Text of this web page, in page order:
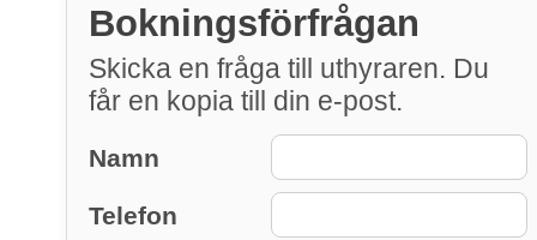
Bokningsförfrågan
Skicka en fråga till uthyraren. Du
får en kopia till din e-post.
Namn
Telefon